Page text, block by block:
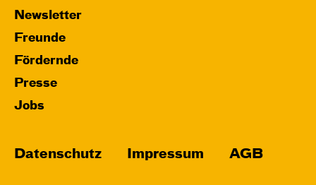
Newsletter
Freunde
Fördernde
Presse
Jobs
Datenschutz Impressum AGB